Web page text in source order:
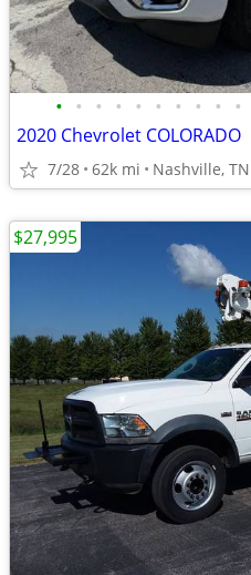
• • • • • • • • • •
2020 Chevrolet COLORADO
7/28 62k mi Nashville, TN
$27,995